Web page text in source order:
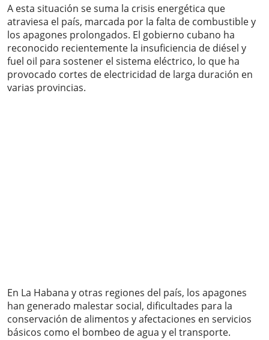
A esta situación se suma la crisis energética que
atraviesa el país, marcada por la falta de combustible y
los apagones prolongados. El gobierno cubano ha
reconocido recientemente la insuficiencia de diésel y
fuel oil para sostener el sistema eléctrico, lo que ha
provocado cortes de electricidad de larga duración en
varias provincias.
En La Habana y otras regiones del país, los apagones
han generado malestar social, dificultades para la
conservación de alimentos y afectaciones en servicios
básicos como el bombeo de agua y el transporte.